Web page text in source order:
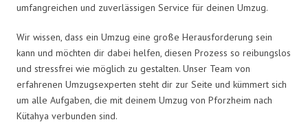
umfangreichen und zuverlässigen Service für deinen Umzug.
Wir wissen, dass ein Umzug eine große Herausforderung sein
kann und möchten dir dabei helfen, diesen Prozess so reibungslos
und stressfrei wie möglich zu gestalten. Unser Team von
erfahrenen Umzugsexperten steht dir zur Seite und kümmert sich
um alle Aufgaben, die mit deinem Umzug von Pforzheim nach
Kütahya verbunden sind.